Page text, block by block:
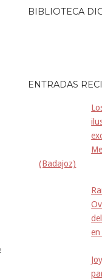
BIBLIOTECA
ENTRADAS
(Badajoz)